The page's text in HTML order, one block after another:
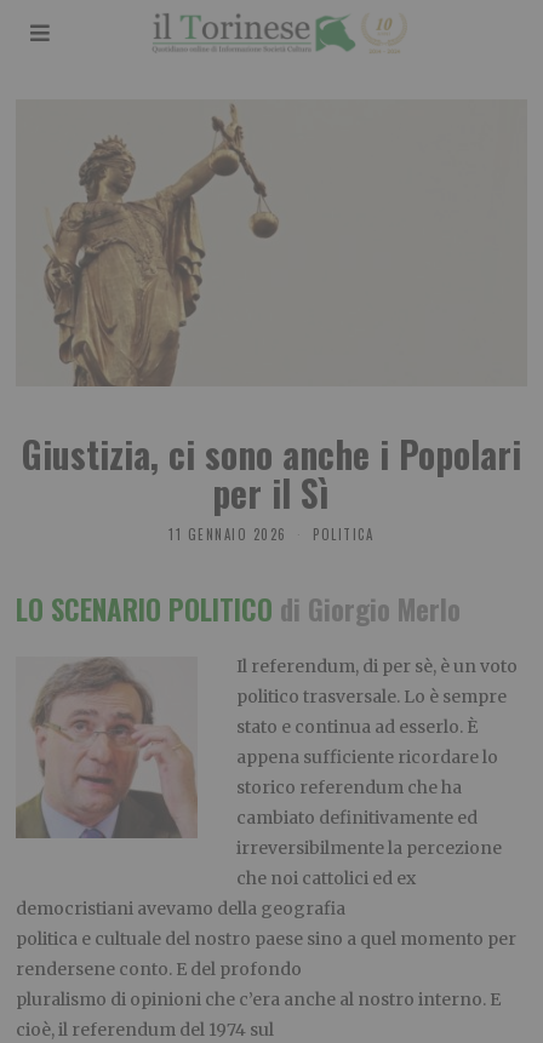
Giustizia, ci sono anche i Popolari
per il Sì
11 GENNAIO 2026 POLITICA
LO SCENARIO POLITICO di Giorgio Merlo
Il referendum, di per sè, è un voto
politico trasversale. Lo è sempre
stato e continua ad esserlo. È
appena sufficiente ricordare lo
storico referendum che ha
cambiato definitivamente ed
irreversibilmente la percezione
che noi cattolici ed ex
democristiani avevamo della geografia
politica e cultuale del nostro paese sino a quel momento per
rendersene conto. E del profondo
pluralismo di opinioni che c’era anche al nostro interno. E
cioè, il referendum del 1974 sul